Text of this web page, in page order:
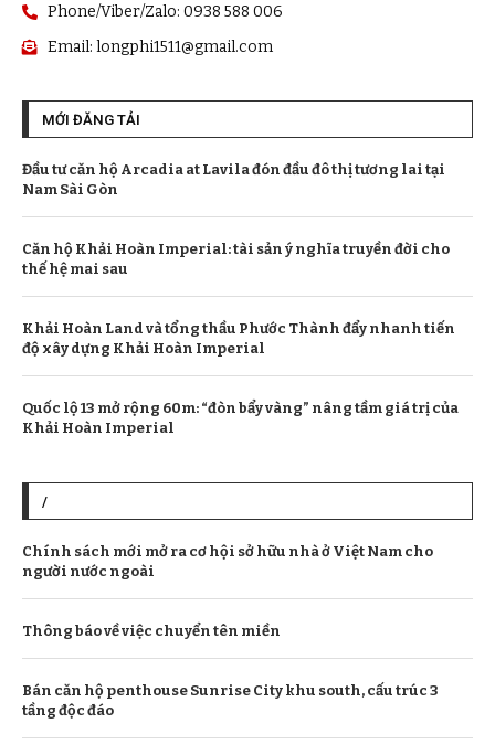
Phone/Viber/Zalo: 0938 588 006
Email: longphi1511@gmail.com
MỚI ĐĂNG TẢI
Đầu tư căn hộ Arcadia at Lavila đón đầu đô thị tương lai tại
Nam Sài Gòn
Căn hộ Khải Hoàn Imperial: tài sản ý nghĩa truyền đời cho
thế hệ mai sau
Khải Hoàn Land và tổng thầu Phước Thành đẩy nhanh tiến
độ xây dựng Khải Hoàn Imperial
Quốc lộ 13 mở rộng 60m: “đòn bẩy vàng” nâng tầm giá trị của
Khải Hoàn Imperial
/
Chính sách mới mở ra cơ hội sở hữu nhà ở Việt Nam cho
người nước ngoài
Thông báo về việc chuyển tên miền
Bán căn hộ penthouse Sunrise City khu south, cấu trúc 3
tầng độc đáo